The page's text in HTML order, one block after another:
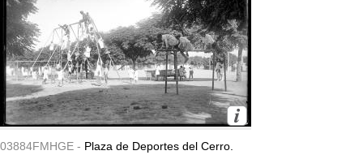
03884FMHGE - Plaza de Deportes del Cerro.